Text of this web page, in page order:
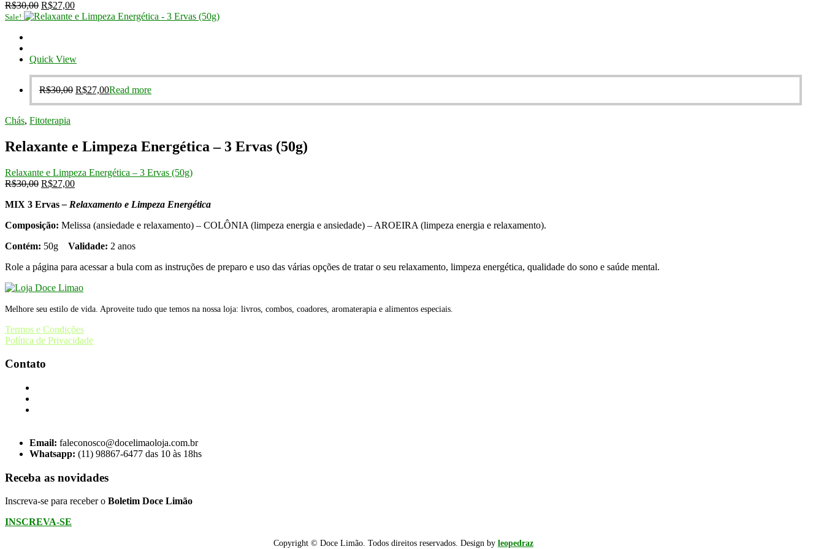
R$30,00 Original
price
R$27,00Current
price
Sale!
Quick View
R$30,00 Original
R$27,00Current
Read more
Chás, Fitoterapia
Relaxante e Limpeza Energética – 3 Ervas (50g)
Relaxante e Limpeza Energética – 3 Ervas (50g)
R$30,00 Original
was:
R$27,00Current
is:
MIX 3 Ervas– Relaxamento e Limpeza Energética
Composição: Melissa (ansiedade e relaxamento) – COLÔNIA (limpeza energia e ansiedade) – AROEIRA (limpeza energia e relaxamento).
Contém: 50g Validade: 2 anos
Role a página para acessar a bula com as instruções de preparo e uso das várias opções de tratar o seu relaxamento, limpeza energética, qualidade do sono e saúde mental.
Melhore seu estilo de vida. Aproveite tudo que temos na nossa loja: livros, combos, coadores, aromaterapia e alimentos especiais.
Termos e Condições
Política de Privacidade
Contato
Email: faleconosco@docelimaoloja.com.br
Whatsapp: (11) 98867-6477 das 10 às 18hs
Receba as novidades
Inscreva-se para receber o Boletim Doce Limão
INSCREVA-SE
Copyright © Doce Limão. Todos direitos reservados. Design by leopedraz